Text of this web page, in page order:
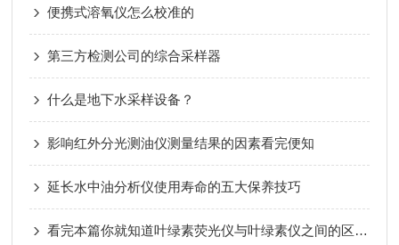
便携式溶氧仪怎么校准的
第三方检测公司的综合采样器
什么是地下水采样设备？
影响红外分光测油仪测量结果的因素看完便知
延长水中油分析仪使用寿命的五大保养技巧
看完本篇你就知道叶绿素荧光仪与叶绿素仪之间的区别了